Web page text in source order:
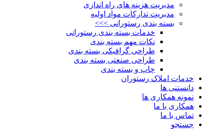
مدیریت هزینه های راه اندازی
مدیریت تدارکات مواد اولیه
بسته بندی رستورانی >>>
خدمات بسته بندی رستورانی
نکات مهم بسته بندی
طراحی گرافیکی بسته بندی
طراحی صنعتی بسته بندی
چاپ و بسته بندی
خدمات املاک رستوران
دانستنی ها
نمونه همکاری ها
همکاری با ما
تماس با ما
جستجو